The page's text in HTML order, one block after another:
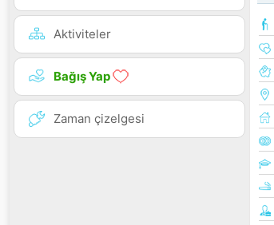
Aktiviteler
Bağış Yap
Zaman çizelgesi